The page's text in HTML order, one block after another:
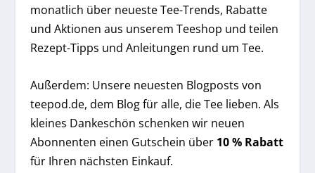
monatlich über neueste Tee-Trends, Rabatte
und Aktionen aus unserem Teeshop und teilen
Rezept-Tipps und Anleitungen rund um Tee.
Außerdem: Unsere neuesten Blogposts von
teepod.de, dem Blog für alle, die Tee lieben. Als
kleines Dankeschön schenken wir neuen
Abonnenten einen Gutschein über 10 % Rabatt
für Ihren nächsten Einkauf.